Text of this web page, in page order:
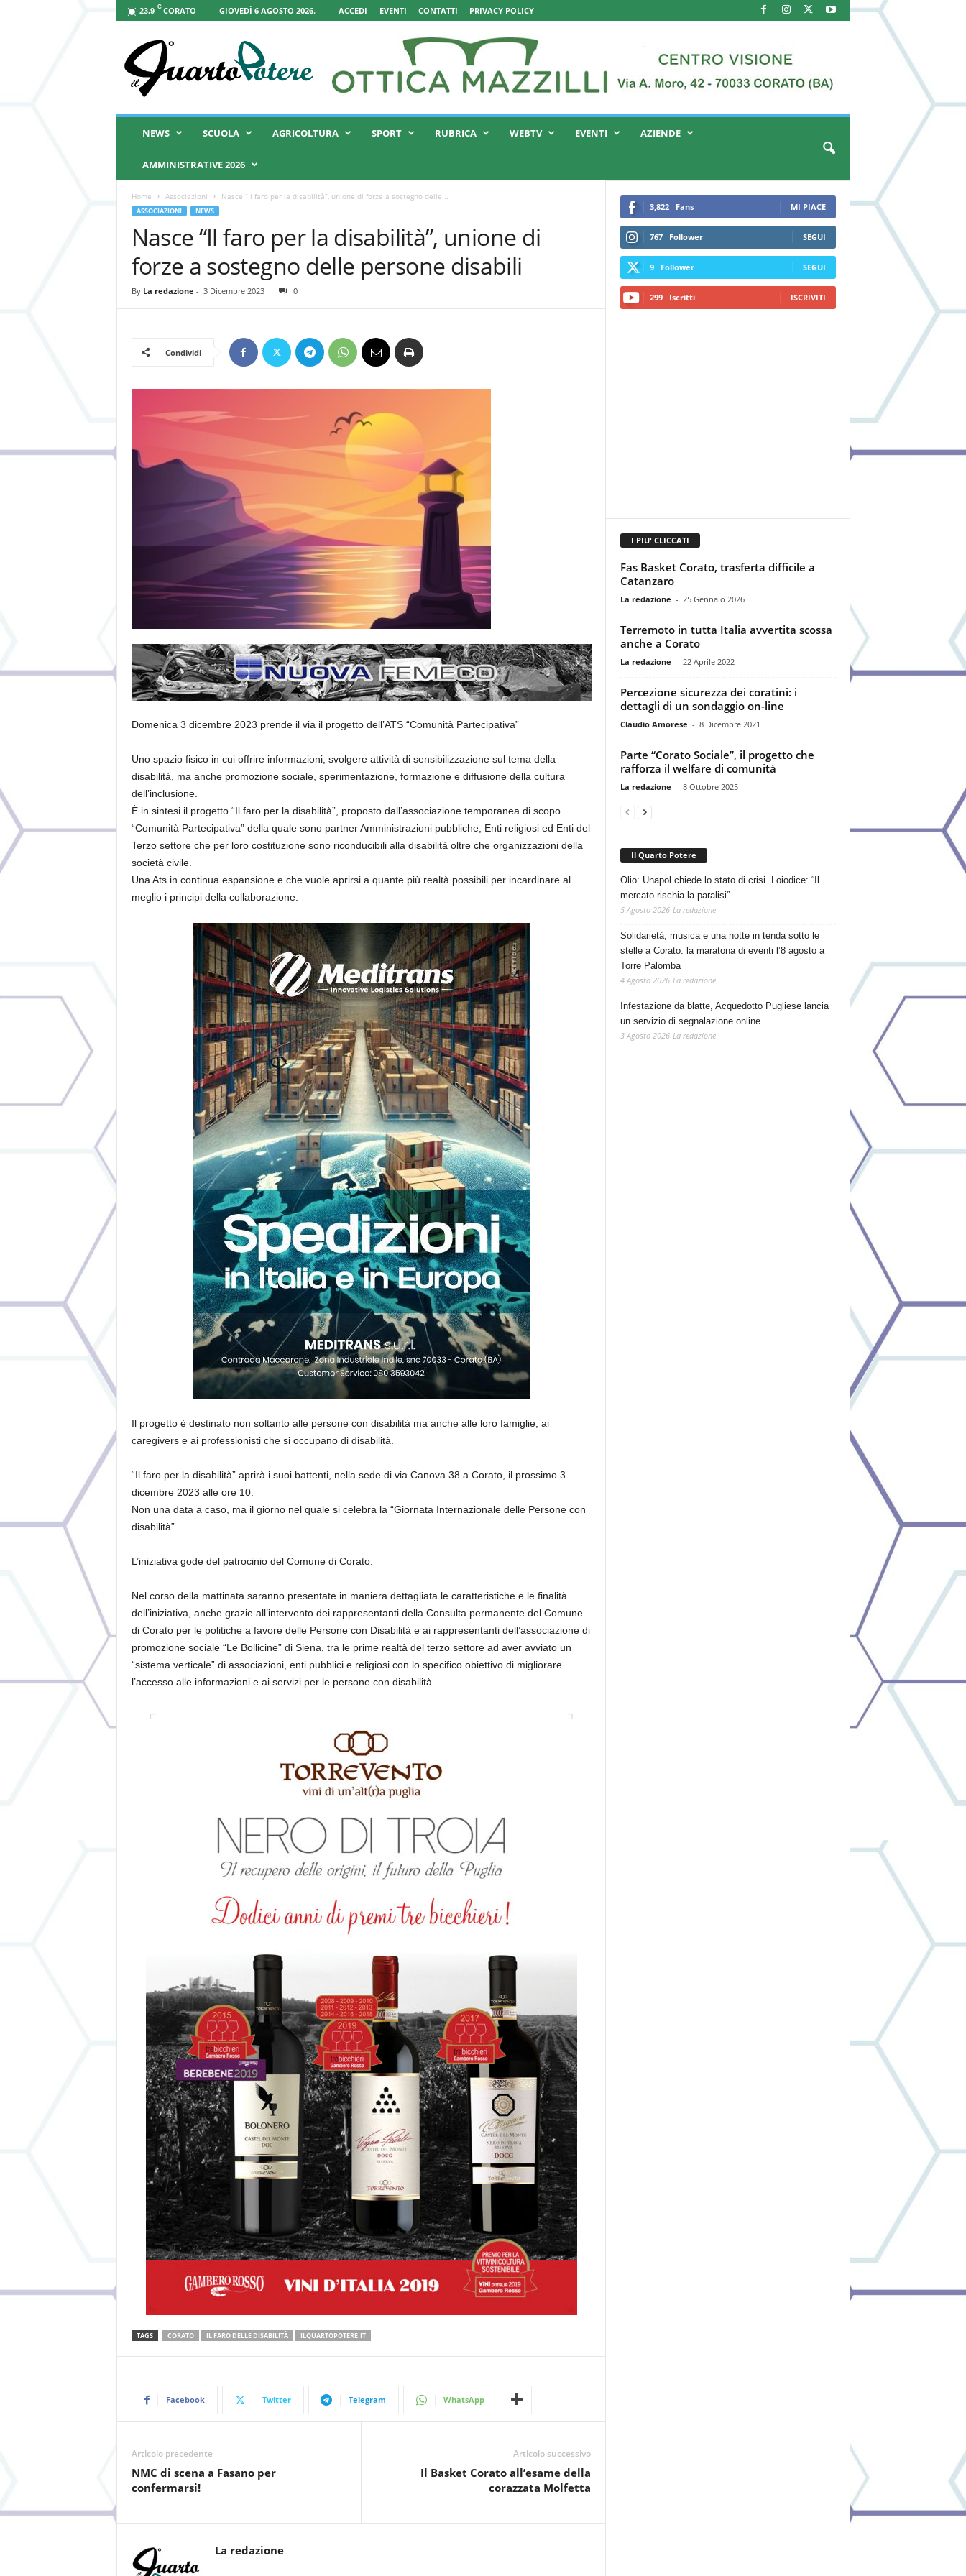
23.9 C CORATO GIOVEDÌ 6 AGOSTO 2026. ACCEDI EVENTI CONTATTI PRIVACY POLICY
Q
NEWS SCUOLA AGRICOLTURA SPORT RUBRICA WEBTV EVENTI AZIENDE
AMMINISTRATIVE 2026
Home Associazioni Nasce “Il faro per la disabilità”, unione di forze a sostegno delle...
ASSOCIAZIONI NEWS
Nasce “Il faro per la disabilità”, unione di
forze a sostegno delle persone disabili
By La redazione - 3 Dicembre 2023 0
Condividi
Domenica 3 dicembre 2023 prende il via il progetto dell’ATS “Comunità Partecipativa”
Uno spazio fisico in cui offrire informazioni, svolgere attività di sensibilizzazione sul tema della
disabilità, ma anche promozione sociale, sperimentazione, formazione e diffusione della cultura
dell’inclusione.
È in sintesi il progetto “Il faro per la disabilità”, proposto dall’associazione temporanea di scopo
“Comunità Partecipativa” della quale sono partner Amministrazioni pubbliche, Enti religiosi ed Enti del
Terzo settore che per loro costituzione sono riconducibili alla disabilità oltre che organizzazioni della
società civile.
Una Ats in continua espansione e che vuole aprirsi a quante più realtà possibili per incardinare al
meglio i principi della collaborazione.
Il progetto è destinato non soltanto alle persone con disabilità ma anche alle loro famiglie, ai
caregivers e ai professionisti che si occupano di disabilità.
“Il faro per la disabilità” aprirà i suoi battenti, nella sede di via Canova 38 a Corato, il prossimo 3
dicembre 2023 alle ore 10.
Non una data a caso, ma il giorno nel quale si celebra la “Giornata Internazionale delle Persone con
disabilità”.
L’iniziativa gode del patrocinio del Comune di Corato.
Nel corso della mattinata saranno presentate in maniera dettagliata le caratteristiche e le finalità
dell’iniziativa, anche grazie all’intervento dei rappresentanti della Consulta permanente del Comune
di Corato per le politiche a favore delle Persone con Disabilità e ai rappresentanti dell’associazione di
promozione sociale “Le Bollicine” di Siena, tra le prime realtà del terzo settore ad aver avviato un
“sistema verticale” di associazioni, enti pubblici e religiosi con lo specifico obiettivo di migliorare
l’accesso alle informazioni e ai servizi per le persone con disabilità.
TAGS CORATO IL FARO DELLE DISABILITÀ ILQUARTOPOTERE.IT
Facebook Twitter Telegram WhatsApp
Articolo precedente
NMC di scena a Fasano per
confermarsi!
Articolo successivo
Il Basket Corato all’esame della
corazzata Molfetta
La redazione
3,822 Fans MI PIACE
767 Follower SEGUI
9 Follower SEGUI
299 Iscritti ISCRIVITI
I PIU' CLICCATI
Fas Basket Corato, trasferta difficile a
Catanzaro
La redazione - 25 Gennaio 2026
Terremoto in tutta Italia avvertita scossa
anche a Corato
La redazione - 22 Aprile 2022
Percezione sicurezza dei coratini: i
dettagli di un sondaggio on-line
Claudio Amorese - 8 Dicembre 2021
Parte “Corato Sociale”, il progetto che
rafforza il welfare di comunità
La redazione - 8 Ottobre 2025
Il Quarto Potere
Olio: Unapol chiede lo stato di crisi. Loiodice: “Il
mercato rischia la paralisi”
5 Agosto 2026 La redazione
Solidarietà, musica e una notte in tenda sotto le
stelle a Corato: la maratona di eventi l’8 agosto a
Torre Palomba
4 Agosto 2026 La redazione
Infestazione da blatte, Acquedotto Pugliese lancia
un servizio di segnalazione online
3 Agosto 2026 La redazione